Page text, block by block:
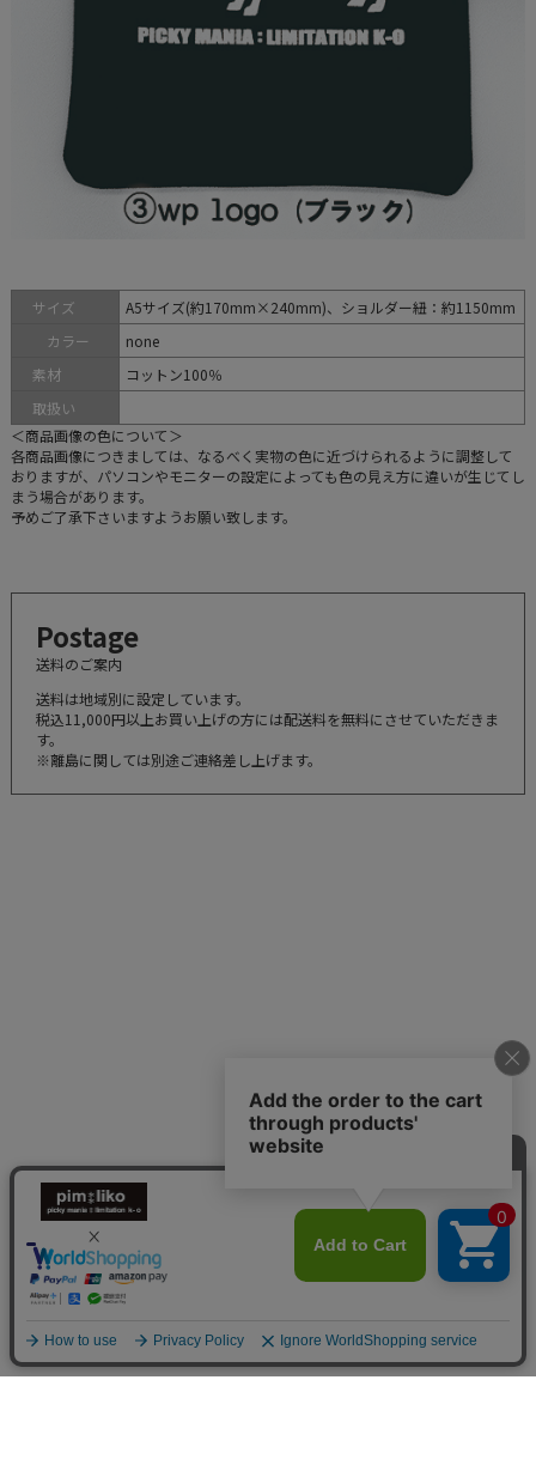
サイズ
A5サイズ(約170mm×240mm)、ショルダー紐：約1150mm
カラー
none
素材
コットン100％
取扱い
＜商品画像の色について＞
各商品画像につきましては、なるべく実物の色に近づけられるように調整して
おりますが、パソコンやモニターの設定によっても色の見え方に違いが生じてし
まう場合があります。
予めご了承下さいますようお願い致します。
Postage
送料のご案内
送料は地域別に設定しています。
税込11,000円以上お買い上げの方には配送料を無料にさせていただきま
す。
※離島に関しては別途ご連絡差し上げます。